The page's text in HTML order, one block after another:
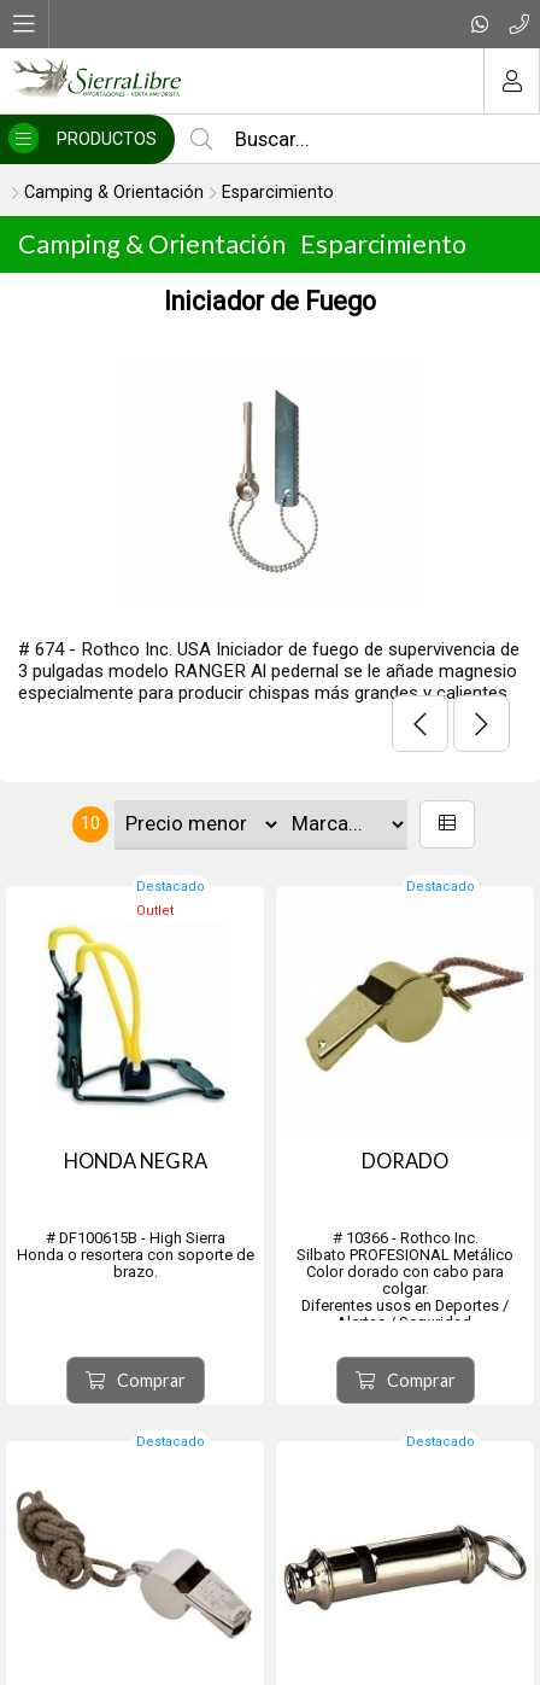
PRODUCTOS
Camping & Orientación Esparcimiento
Camping & Orientación Esparcimiento
Iniciador de Fuego
# 674 - Rothco Inc. USA Iniciador de fuego de supervivencia de
3 pulgadas modelo RANGER Al pedernal se le añade magnesio
especialmente para producir chispas más grandes y calientes
10
Destacado
Outlet
HONDA NEGRA
# DF100615B - High Sierra
Honda o resortera con soporte de
brazo.
Comprar
Destacado
DORADO
# 10366 - Rothco Inc.
Silbato PROFESIONAL Metálico
Color dorado con cabo para
colgar.
Diferentes usos en Deportes /
Alertas / Seguridad.
Comprar
Destacado Destacado